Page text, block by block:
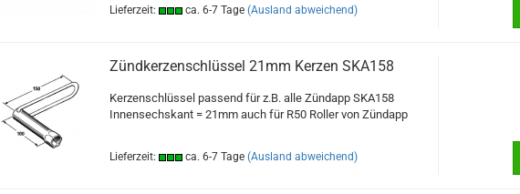
Lieferzeit: ca. 6-7 Tage (Ausland abweichend)
Zündkerzenschlüssel 21mm Kerzen SKA158
Kerzenschlüssel passend für z.B. alle Zündapp SKA158
Innensechskant = 21mm auch für R50 Roller von Zündapp
Lieferzeit: ca. 6-7 Tage (Ausland abweichend)